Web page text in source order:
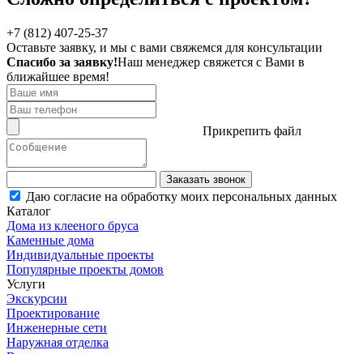
+7 (812) 407-25-37
Оставьте заявку, и мы с вами свяжемся для консультации
Спасибо за заявку!Наш менеджер свяжется с Вами в
ближайшее время!
Прикрепить файл
Заказать звонок
Даю согласие на обработку моих персональных данных
Каталог
Дома из клееного бруса
Каменные дома
Индивидуальные проекты
Популярные проекты домов
Услуги
Экскурсии
Проектирование
Инженерные сети
Наружная отделка